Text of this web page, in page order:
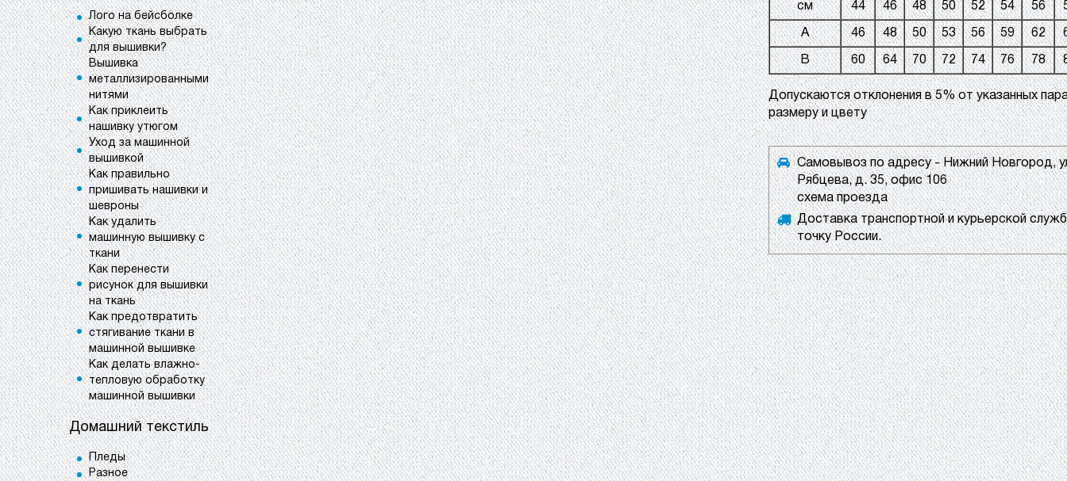
Лого на бейсболке
Какую ткань выбрать
для вышивки?
Вышивка
металлизированными
нитями
Как приклеить
нашивку утюгом
Уход за машинной
вышивкой
Как правильно
пришивать нашивки и
шевроны
Как удалить
машинную вышивку с
ткани
Как перенести
рисунок для вышивки
на ткань
Как предотвратить
стягивание ткани в
машинной вышивке
Как делать влажно-
тепловую обработку
машинной вышивки
Домашний текстиль
Пледы
Разное
см
44
46
48
50
52
54
56
A 46 48 50 53 56 59 62
B 60 64 70 72 74 76 78
Допускаются отклонения в 5% от указанных
размеру и цвету
Самовывоз по адресу - Нижний Новгород,
Рябцева, д. 35, офис 106
схема проезда
Доставка транспортной и курьерской
точку России.